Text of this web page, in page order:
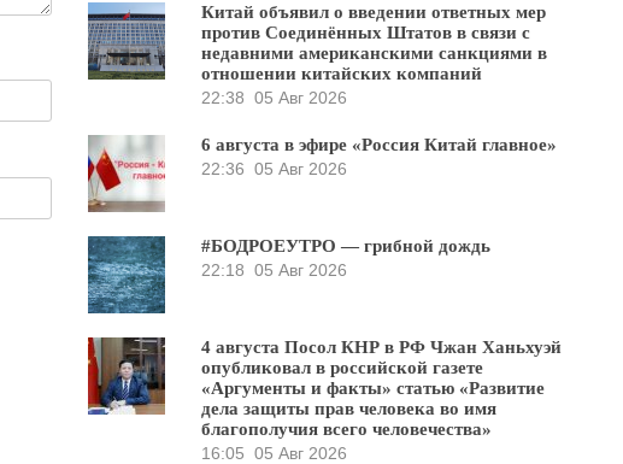
Китай объявил о введении ответных мер
против Соединённых Штатов в связи с
недавними американскими санкциями в
отношении китайских компаний
22:38 05 Авг 2026
6 августа в эфире «Россия Китай главное»
22:36 05 Авг 2026
#БОДРОЕУТРО — грибной дождь
22:18 05 Авг 2026
4 августа Посол КНР в РФ Чжан Ханьхуэй
опубликовал в российской газете
«Аргументы и факты» статью «Развитие
дела защиты прав человека во имя
благополучия всего человечества»
16:05 05 Авг 2026